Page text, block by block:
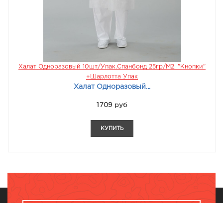
Халат Одноразовый 10шт/упак.Спанбонд 25гр/м2. "кнопки"
+Шарлотта Упак
Халат Одноразовый...
1709 руб
КУПИТЬ